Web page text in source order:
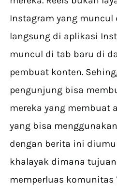
Instagram yang
langsung di aplikasi
muncul di tab baru di
pembuat konten.
pengunjung bisa
mereka yang membuat
yang bisa
dengan berita ini
khalayak dimana
memperluas komunitas